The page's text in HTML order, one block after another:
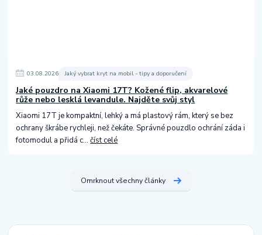
03.08.2026 Jaký vybrat kryt na mobil - tipy a doporučení
Jaké pouzdro na Xiaomi 17T? Kožené flip, akvarelové
růže nebo lesklá levandule. Najděte svůj styl
Xiaomi 17T je kompaktní, lehký a má plastový rám, který se bez
ochrany škrábe rychleji, než čekáte. Správné pouzdlo ochrání záda i
fotomodul a přidá c...číst celé
Omrknout všechny články